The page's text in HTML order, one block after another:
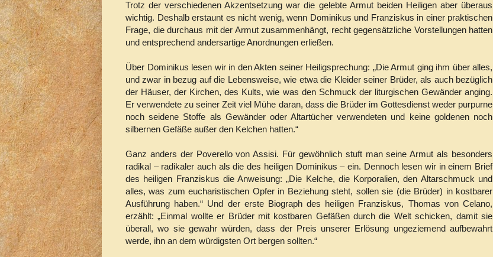
Trotz der verschiedenen Akzentsetzung war die gelebte Armut beiden Heiligen aber überaus
wichtig. Deshalb erstaunt es nicht wenig, wenn Dominikus und Franziskus in einer praktischen
Frage, die durchaus mit der Armut zusammenhängt, recht gegensätzliche Vorstellungen hatten
und entsprechend andersartige Anordnungen erließen.
Über Dominikus lesen wir in den Akten seiner Heiligsprechung: „Die Armut ging ihm über alles,
und zwar in bezug auf die Lebensweise, wie etwa die Kleider seiner Brüder, als auch bezüglich
der Häuser, der Kirchen, des Kults, wie was den Schmuck der liturgischen Gewänder anging.
Er verwendete zu seiner Zeit viel Mühe daran, dass die Brüder im Gottesdienst weder purpurne
noch seidene Stoffe als Gewänder oder Altartücher verwendeten und keine goldenen noch
silbernen Gefäße außer den Kelchen hatten.“
Ganz anders der Poverello von Assisi. Für gewöhnlich stuft man seine Armut als besonders
radikal – radikaler auch als die des heiligen Dominikus – ein. Dennoch lesen wir in einem Brief
des heiligen Franziskus die Anweisung: „Die Kelche, die Korporalien, den Altarschmuck und
alles, was zum eucharistischen Opfer in Beziehung steht, sollen sie (die Brüder) in kostbarer
Ausführung haben.“ Und der erste Biograph des heiligen Franziskus, Thomas von Celano,
erzählt: „Einmal wollte er Brüder mit kostbaren Gefäßen durch die Welt schicken, damit sie
überall, wo sie gewahr würden, dass der Preis unserer Erlösung ungeziemend aufbewahrt
werde, ihn an dem würdigsten Ort bergen sollten.“